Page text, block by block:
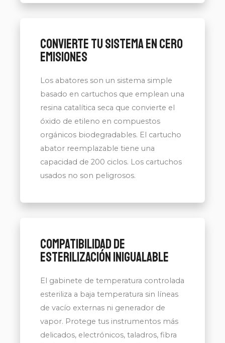
Convierte tu Sistema en Cero
Emisiones
Los abatores son un sistema simple
basado en cartuchos que emplean una
resina catalítica seca que convierte el
óxido de etileno en compuestos
orgánicos biodegradables. El cartucho
abator reemplazable tiene una
capacidad de 200 ciclos. Los cartuchos
usados no son peligrosos.
Compatibilidad de
esterilización inigualable
El gabinete de temperatura controlada
esteriliza a baja temperatura sin líneas
de vacío externas ni generador de
vapor. Protege tus instrumentos más
delicados, electrónicos, taladros, fibra